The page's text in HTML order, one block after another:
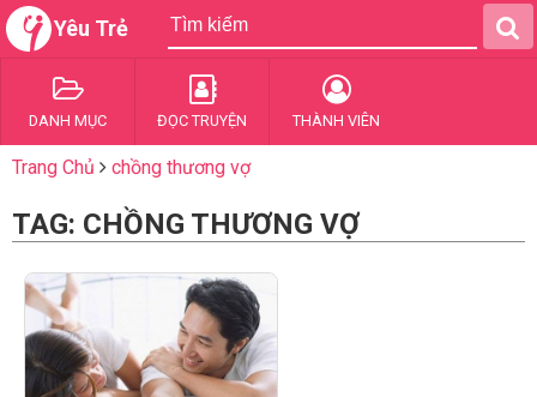
Yêu Trẻ
DANH MỤC ĐỌC TRUYỆN THÀNH VIÊN
Trang Chủ chồng thương vợ
TAG: CHỒNG THƯƠNG VỢ